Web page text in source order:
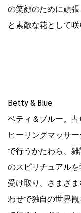
の笑顔のために頑
と素敵な花として咲
Betty & Blue
ベティ＆ブルー。占
ヒーリングマッサ
で行うかたわら、
のスピリチュアル
受け取り、さまざ
わせで独自の世界